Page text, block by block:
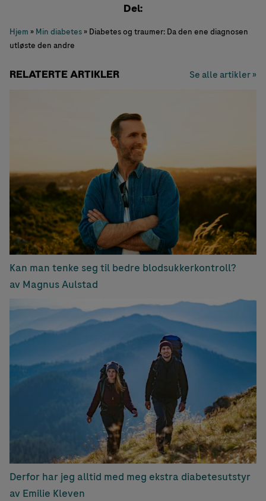
Del:
Hjem » Min diabetes» Diabetes og traumer: Da den ene diagnosen
utløste den andre
RELATERTE ARTIKLER Se alle artikler »
Kan man tenke seg til bedre blodsukkerkontroll?
av Magnus Aulstad
Derfor har jeg alltid med meg ekstra diabetesutstyr
av Emilie Kleven